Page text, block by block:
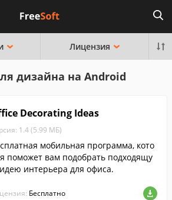
Лицензия
дизайна на Android
Decorating Ideas
1.4 (5.99 МБ)
мобильная программа, кото
поможет вам подобрать подходящу
интерьера для офиса.
Бесплатно